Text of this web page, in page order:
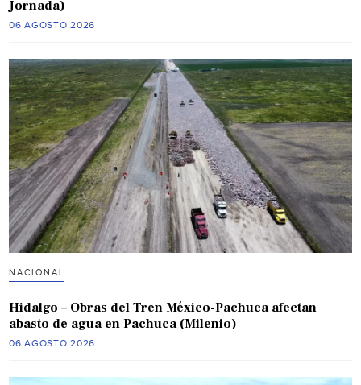
Jornada)
06 AGOSTO 2026
NACIONAL
Hidalgo – Obras del Tren México-Pachuca afectan
abasto de agua en Pachuca (Milenio)
06 AGOSTO 2026